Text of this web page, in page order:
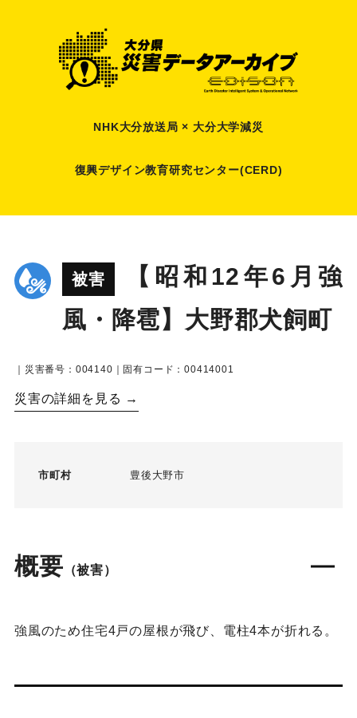
NHK大分放送局 × 大分大学減災
復興デザイン教育研究センター(CERD)
被害
【昭和12年6月強
風・降雹】大野郡犬飼町
｜災害番号：004140｜固有コード：00414001
災害の詳細を見る →
市町村 豊後大野市
概要 （被害）
強風のため住宅4戸の屋根が飛び、電柱4本が折れる。